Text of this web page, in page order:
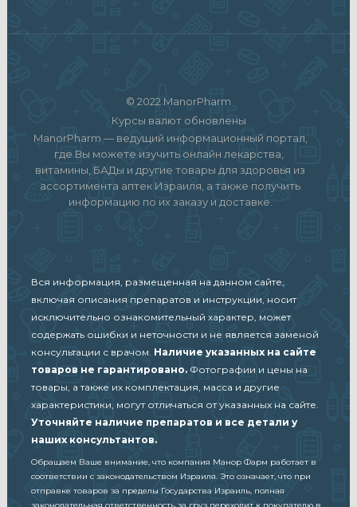
© 2022 ManorPharm
Курсы валют обновлены
ManorPharm — ведущий информационный портал,
где Вы можете изучить онлайн лекарства,
витамины, БАДы и другие товары для здоровья из
ассортимента аптек Израиля, а также получить
информацию по их заказу и доставке.
Вся информация, размещенная на данном сайте,
включая описания препаратов и инструкции, носит
исключительно ознакомительный характер, может
содержать ошибки и неточности и не является заменой
консультации с врачом. Наличие указанных на сайте
товаров не гарантировано. Фотографии и цены на
товары, а также их комплектация, масса и другие
характеристики, могут отличаться от указанных на сайте.
Уточняйте наличие препаратов и все детали у
наших консультантов.
Обращаем Ваше внимание, что компания Манор Фарм работает в
соответствии с законодательством Израиля. Это означает, что при
отправке товаров за пределы Государства Израиль, полная